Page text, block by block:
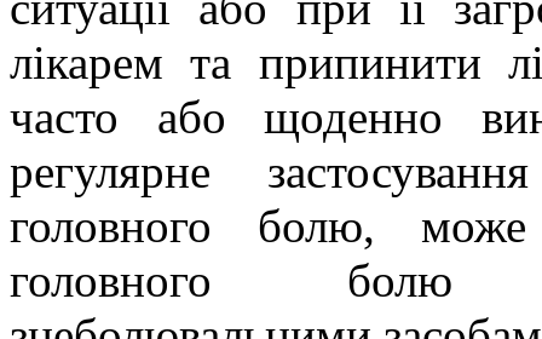
лікарем та припинити
часто або щоденно
регулярне
головного болю, може
головного болю